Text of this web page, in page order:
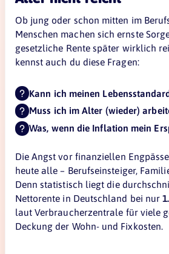
Ob jung oder schon mitten im
Menschen machen sich ernste
gesetzliche Rente später wirklich
kennst auch du diese Fragen:
Kann ich meinen
Muss ich im Alter (wieder)
Was, wenn die Inflation mein
Die Angst vor finanziellen
heute alle – Berufseinsteiger,
Denn statistisch liegt die
Nettorente in Deutschland bei nur
laut Verbraucherzentrale für viele
Deckung der Wohn- und Fixkosten.